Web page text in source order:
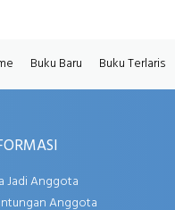
Buku Baru Buku Terlaris
Jadi Anggota
Anggota